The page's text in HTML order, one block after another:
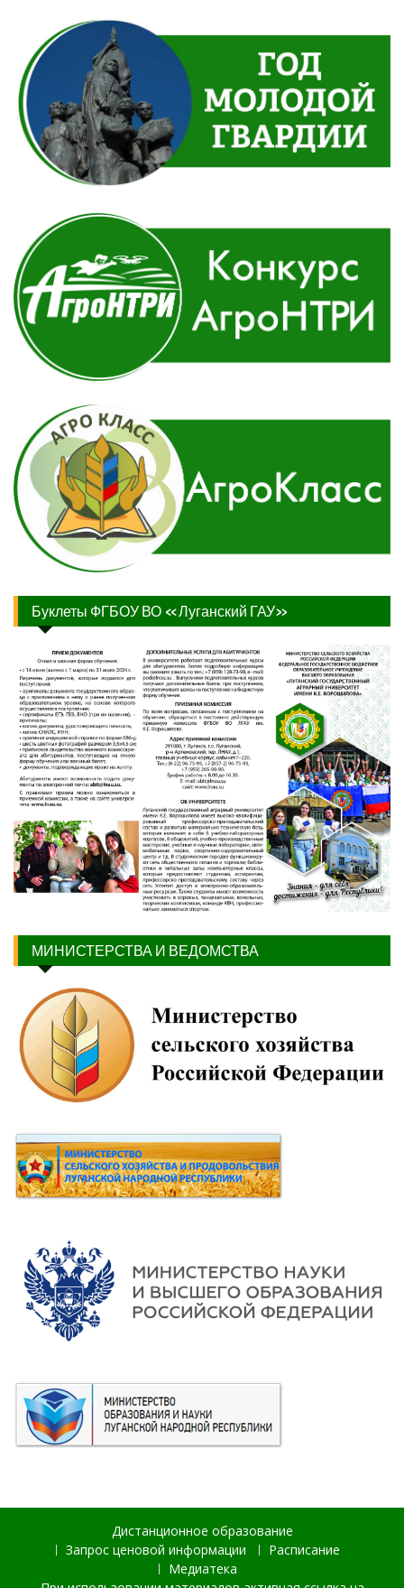
Буклеты ФГБОУ ВО «Луганский ГАУ»
МИНИСТЕРСТВА И ВЕДОМСТВА
Дистанционное образование
Запрос ценовой информации
Расписание
Медиатека